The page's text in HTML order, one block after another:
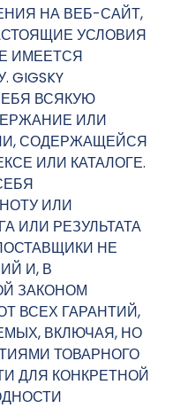
НА ВЕБ-САЙТ,
УСЛОВИЯ
ИМЕЕТСЯ
ВСЯКУЮ
ИЛИ
СОДЕРЖАЩЕЙСЯ
ИЛИ КАТАЛОГЕ.
ИЛИ
ИЛИ РЕЗУЛЬТАТА
НЕ
И, В
ЗАКОНОМ
ВСЕХ ГАРАНТИЙ,
ВКЛЮЧАЯ, НО
ТОВАРНОГО
ДЛЯ КОНКРЕТНОЙ